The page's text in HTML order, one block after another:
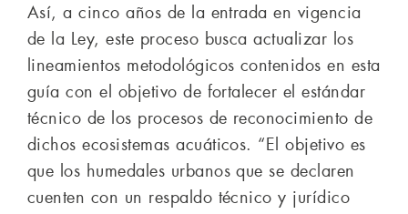
Así, a cinco años de la entrada en vigencia
de la Ley, este proceso busca actualizar los
lineamientos metodológicos contenidos en esta
guía con el objetivo de fortalecer el estándar
técnico de los procesos de reconocimiento de
dichos ecosistemas acuáticos. “El objetivo es
que los humedales urbanos que se declaren
cuenten con un respaldo técnico y jurídico